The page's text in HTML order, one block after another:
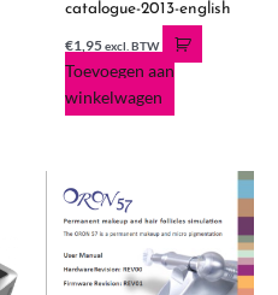
catalogue-2013-english
€1,95excl. BTW
Toevoegen aan
winkelwagen